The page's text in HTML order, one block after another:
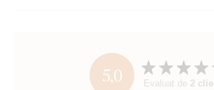
5,0 Evaluat de 2